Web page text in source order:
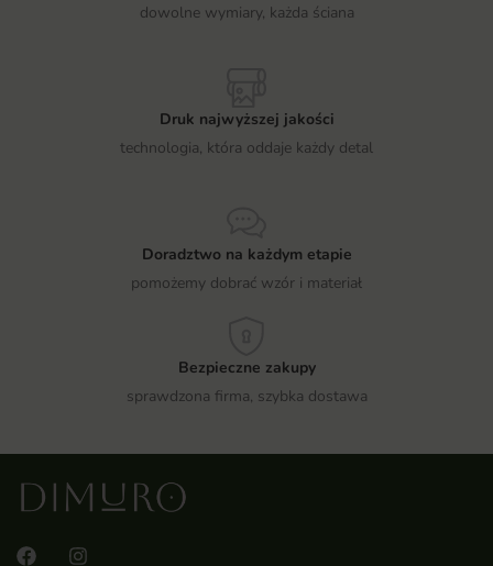
dowolne wymiary, każda ściana
Druk najwyższej jakości
technologia, która oddaje każdy detal
Doradztwo na każdym etapie
pomożemy dobrać wzór i materiał
Bezpieczne zakupy
sprawdzona firma, szybka dostawa